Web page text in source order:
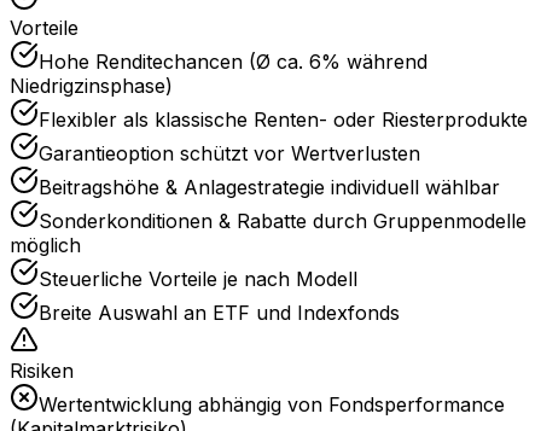
Vorteile
Hohe Renditechancen (Ø ca. 6% während
Niedrigzinsphase)
Flexibler als klassische Renten- oder Riesterprodukte
Garantieoption schützt vor Wertverlusten
Beitragshöhe & Anlagestrategie individuell wählbar
Sonderkonditionen & Rabatte durch Gruppenmodelle
möglich
Steuerliche Vorteile je nach Modell
Breite Auswahl an ETF und Indexfonds
Risiken
Wertentwicklung abhängig von Fondsperformance